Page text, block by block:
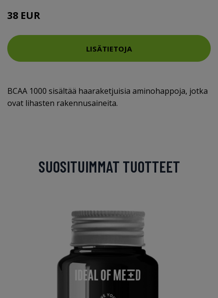
38 EUR
LISÄTIETOJA
BCAA 1000 sisältää haaraketjuisia aminohappoja, jotka
ovat lihasten rakennusaineita.
SUOSITUIMMAT TUOTTEET